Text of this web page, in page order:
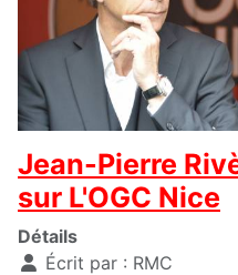
Jean-Pierre
sur L'OGC Nice
Détails
Écrit par : RMC